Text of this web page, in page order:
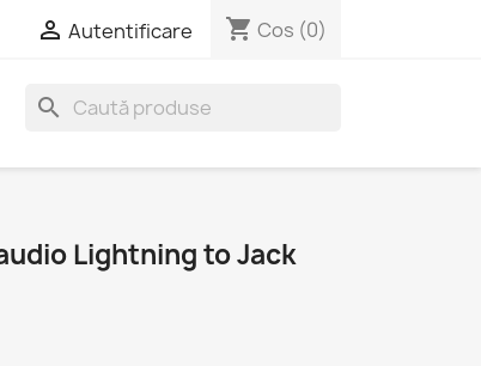
 Autentificare shopping_cart Cos (0)
search
Lightning to Jack